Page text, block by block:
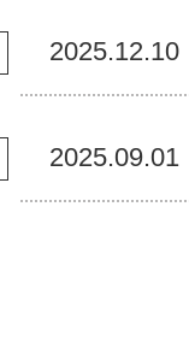
2025.12.10
2025.09.01